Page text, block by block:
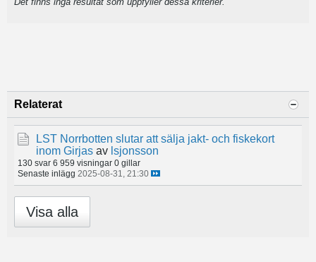
Relaterat
LST Norrbotten slutar att sälja jakt- och fiskekort
inom Girjas av lsjonsson
130 svar 6 959 visningar 0 gillar
Senaste inlägg 2025-08-31, 21:30
Visa alla